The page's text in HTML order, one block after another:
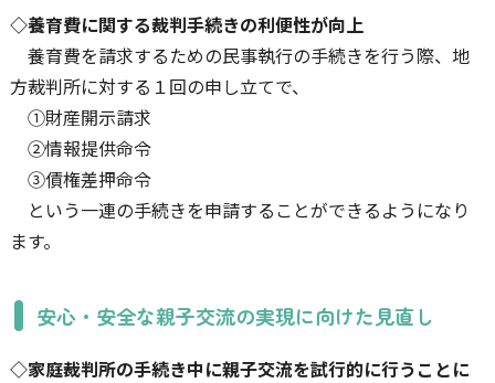
◇養育費に関する裁判手続きの利便性が向上
養育費を請求するための民事執行の手続きを行う際、地
方裁判所に対する１回の申し立てで、
①財産開示請求
②情報提供命令
③債権差押命令
という一連の手続きを申請することができるようになり
ます。
安心・安全な親子交流の実現に向けた見直し
◇家庭裁判所の手続き中に親子交流を試行的に行うことに